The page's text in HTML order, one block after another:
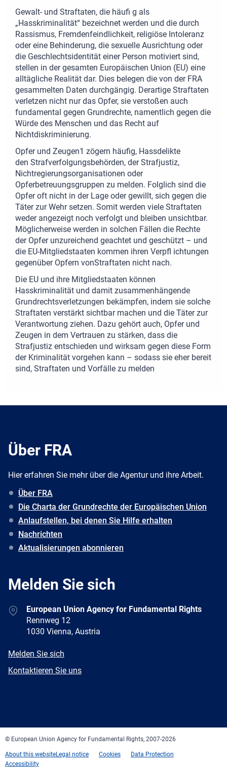
Gewalt- und Straftaten, die häufi g als
„Hasskriminalität“ bezeichnet werden und die durch
Rassismus, Fremdenfeindlichkeit, religiöse Intoleranz
oder eine Behinderung, die sexuelle Ausrichtung oder
die Geschlechtsidentität einer Person motiviert sind,
stellen in der gesamten Europäischen Union (EU) eine
alltägliche Realität dar. Dies belegen die von der FRA
gesammelten Daten durchgängig. Derartige Straftaten
verletzen nicht nur das Opfer, sie verstoßen auch
fundamental gegen Grundrechte, namentlich gegen die
Würde des Menschen und das Recht auf
Nichtdiskriminierung.
Opfer und Zeugen1 zögern häufig, Hassdelikte
den Strafverfolgungsbehörden, der Strafjustiz,
Nichtregierungsorganisationen oder
Opferbetreuungsgruppen zu melden. Folglich sind die
Opfer oft nicht in der Lage oder gewillt, sich gegen die
Täter zur Wehr setzen. Somit werden viele Straftaten
weder angezeigt noch verfolgt und bleiben unsichtbar.
Möglicherweise werden in solchen Fällen die Rechte
der Opfer unzureichend geachtet und geschützt – und
die EU-Mitgliedstaaten kommen ihren Verpfl ichtungen
gegenüber Opfern vonStraftaten nicht nach.
Die EU und ihre Mitgliedstaaten können
Hasskriminalität und damit zusammenhängende
Grundrechtsverletzungen bekämpfen, indem sie solche
Straftaten verstärkt sichtbar machen und die Täter zur
Verantwortung ziehen. Dazu gehört auch, Opfer und
Zeugen in dem Vertrauen zu stärken, dass die
Strafjustiz entschieden und wirksam gegen diese Form
der Kriminalität vorgehen kann – sodass sie eher bereit
sind, Straftaten und Vorfälle zu melden
Über FRA
Hier erfahren Sie mehr über die Agentur und ihre Arbeit.
Über FRA
Die Charta der Grundrechte der Europäischen Union
Anlaufstellen, bei denen Sie Hilfe erhalten
Nachrichten
Aktualisierungen abonnieren
Melden Sie sich
AddressEuropean Union Agency for Fundamental Rights
Rennweg 12
1030 Vienna, Austria
E-
Melden Sie sich
Newsletter
Kontaktieren Sie uns
© European Union Agency for Fundamental Rights, 2007-2026
About this websiteLegal notice Cookies
Data Protection
Accessibility